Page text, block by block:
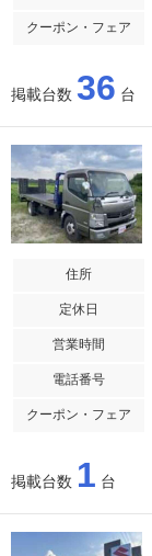
クーポン・フェア
掲載台数 36 台
住所
定休日
営業時間
電話番号
クーポン・フェア
掲載台数 1 台